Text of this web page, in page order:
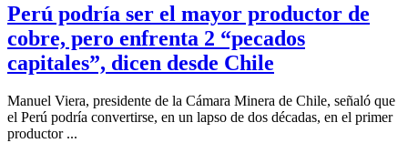
Perú podría ser el mayor productor de
cobre, pero enfrenta 2 “pecados
capitales”, dicen desde Chile
Manuel Viera, presidente de la Cámara Minera de Chile, señaló que
el Perú podría convertirse, en un lapso de dos décadas, en el primer
productor ...